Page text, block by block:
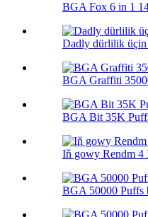
BGA Fox 6 in 1
Dadly dürlilik
BGA Graffiti
BGA Bit 35K
Iň gowy Rendm
BGA 50000 Puffs